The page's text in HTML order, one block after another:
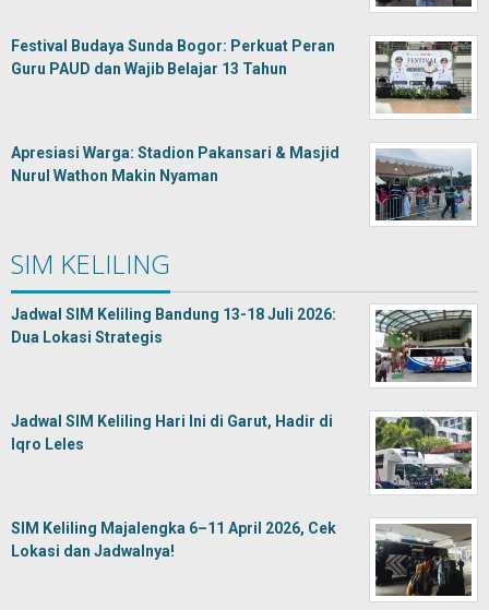
Festival Budaya Sunda Bogor: Perkuat Peran
Guru PAUD dan Wajib Belajar 13 Tahun
Apresiasi Warga: Stadion Pakansari & Masjid
Nurul Wathon Makin Nyaman
SIM KELILING
Jadwal SIM Keliling Bandung 13-18 Juli 2026:
Dua Lokasi Strategis
Jadwal SIM Keliling Hari Ini di Garut, Hadir di
Iqro Leles
SIM Keliling Majalengka 6–11 April 2026, Cek
Lokasi dan Jadwalnya!